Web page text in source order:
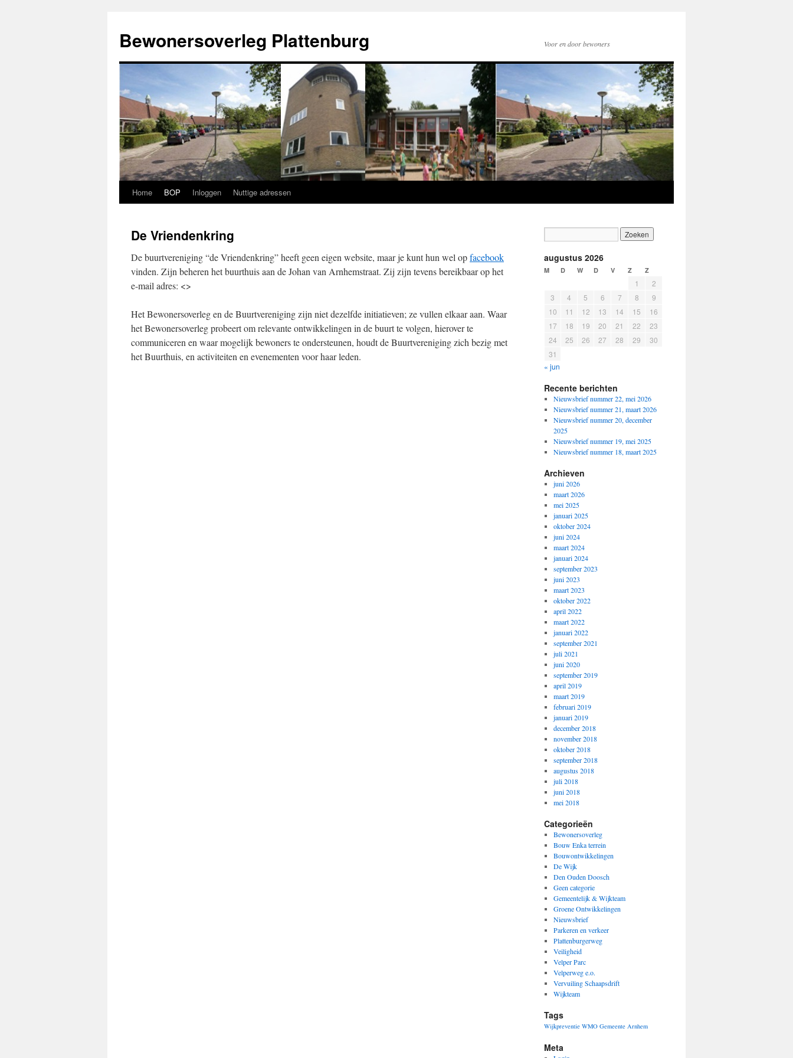
de
inhoud
Bewonersoverleg Plattenburg Voor en door bewoners
Home BOP Inloggen Nuttige adressen
De Vriendenkring
De buurtvereniging “de Vriendenkring” heeft geen eigen website, maar je kunt hun wel opfacebook
vinden. Zijn beheren het buurthuis aan de Johan van Arnhemstraat. Zij zijn tevens bereikbaar op het
e-mail adres: <>
Het Bewonersoverleg en de Buurtvereniging zijn niet dezelfde initiatieven; ze vullen elkaar aan. Waar
het Bewonersoverleg probeert om relevante ontwikkelingen in de buurt te volgen, hierover te
communiceren en waar mogelijk bewoners te ondersteunen, houdt de Buurtvereniging zich bezig met
het Buurthuis, en activiteiten en evenementen voor haar leden.
augustus 2026
M D W D V Z Z
1
2
3
4 5 6 7 8
9
10
11 12 13 14 15
16
17
18 19 20 21 22
23
24
25 26 27 28 29
30
31
« jun
Recente berichten
Nieuwsbrief nummer 22, mei 2026
Nieuwsbrief nummer 21, maart 2026
Nieuwsbrief nummer 20, december
2025
Nieuwsbrief nummer 19, mei 2025
Nieuwsbrief nummer 18, maart 2025
Archieven
juni 2026
maart 2026
mei 2025
januari 2025
oktober 2024
juni 2024
maart 2024
januari 2024
september 2023
juni 2023
maart 2023
oktober 2022
april 2022
maart 2022
januari 2022
september 2021
juli 2021
juni 2020
september 2019
april 2019
maart 2019
februari 2019
januari 2019
december 2018
november 2018
oktober 2018
september 2018
augustus 2018
juli 2018
juni 2018
mei 2018
Categorieën
Bewonersoverleg
Bouw Enka terrein
Bouwontwikkelingen
De Wijk
Den Ouden Doosch
Geen categorie
Gemeentelijk & Wijkteam
Groene Ontwikkelingen
Nieuwsbrief
Parkeren en verkeer
Plattenburgerweg
Veiligheid
Velper Parc
Velperweg e.o.
Vervuiling Schaapsdrift
Wijkteam
Tags
Wijkpreventie WMO Gemeente Arnhem
Meta